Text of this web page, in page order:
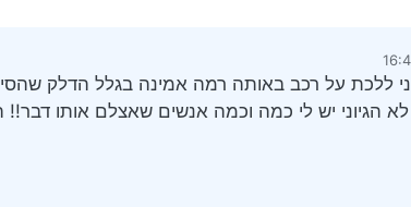
הגיוני יש לי כמה וכמה אנשים שאצלם אותו דבר!!